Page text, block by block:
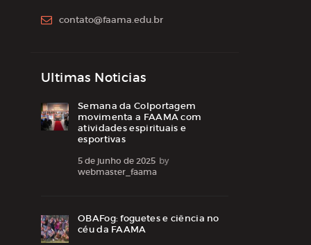
contato@faama.edu.br
Ultimas Noticias
Semana da Colportagem
movimenta a FAAMA com
atividades espirituais e
esportivas
5 de junho de 2025 by
webmaster_faama
OBAFog: foguetes e ciência no
céu da FAAMA